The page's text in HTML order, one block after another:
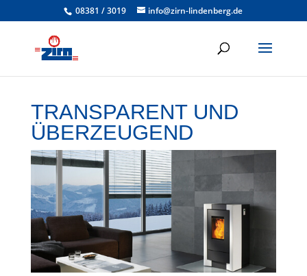
08381 / 3019 info@zirn-lindenberg.de
TRANSPARENT UND
ÜBERZEUGEND